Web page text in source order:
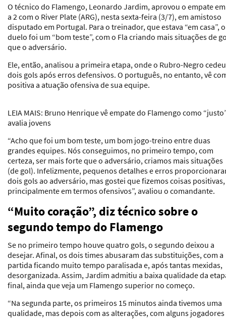
O técnico do Flamengo, Leonardo Jardim, aprovou o empate
a 2 com o River Plate (ARG), nesta sexta-feira (3/7), em amistoso
disputado em Portugal. Para o treinador, que estava “em casa”, o
duelo foi um “bom teste”, com o Fla criando mais situações de
que o adversário.
Ele, então, analisou a primeira etapa, onde o Rubro-Negro cedeu
dois gols após erros defensivos. O português, no entanto, vê
positiva a atuação ofensiva de sua equipe.
LEIA MAIS: Bruno Henrique vê empate do Flamengo como
avalia jovens
“Acho que foi um bom teste, um bom jogo-treino entre duas
grandes equipes. Nós conseguimos, no primeiro tempo, com
certeza, ser mais forte que o adversário, criamos mais situações
(de gol). Infelizmente, pequenos detalhes e erros
dois gols ao adversário, mas gostei que fizemos coisas positivas,
principalmente em termos ofensivos”, avaliou o comandante.
“Muito coração”, diz técnico sobre o
segundo tempo do Flamengo
Se no primeiro tempo houve quatro gols, o segundo deixou a
desejar. Afinal, os dois times abusaram das substituições, com a
partida ficando muito tempo paralisada e, após tantas mexidas,
desorganizada. Assim, Jardim admitiu a baixa qualidade da
final, ainda que veja um Flamengo superior no começo.
“Na segunda parte, os primeiros 15 minutos ainda tivemos uma
qualidade, mas depois com as alterações, com alguns jogadores